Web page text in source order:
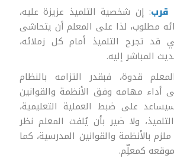
قرب: إن شخصية التلميذ عزيزة عليه،
مطلوب، لذا على المعلم أن يتحاشى
قد تجرح التلميذ أمام كل زملائه،
المباشر إليه.
قدوة، فبقدر التزامه بالنظام
أداء مهامه وفق الأنظمة والقوانين
على ضبط العملية التعليمية،
ولا ضير بأن يُلفت المعلم نظر
بالأنظمة والقوانين المدرسية، كما
كمعلِّم.